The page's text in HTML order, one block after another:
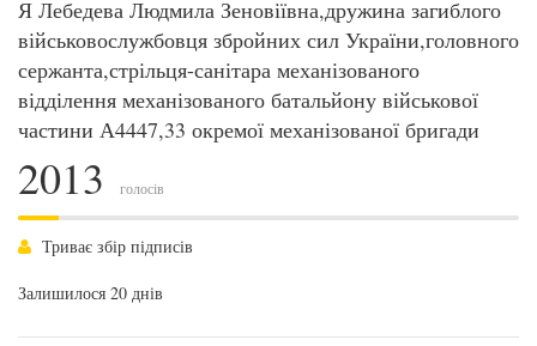
Я Лебедева Людмила Зеновіївна,дружина загиблого
військовослужбовця збройних сил України,головного
сержанта,стрільця-санітара механізованого
відділення механізованого батальйону військової
частини А4447,33 окремої механізованої бригади
2013 голосів
Триває збір підписів
Залишилося 20 днів